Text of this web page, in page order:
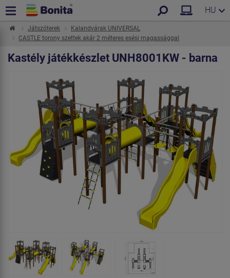
HU
Játszóterek
Kalandvárak UNIVERSAL
CASTLE torony szettek akár 2 méteres esési magassággal
Kastély játékkészlet UNH8001KW - barna